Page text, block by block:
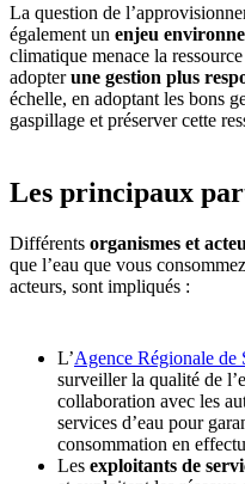
La question de
également un enjeu
climatique menace la
adopterune gestion plus
échelle, en adoptant les bons
gaspillage et préserver cette
Les principaux
Différents organismes et
que l’eau que vous
acteurs, sont impliqués :
L’Agence Régionale de
surveiller la qualité de
collaboration avec les
services d’eau pour
consommation en
Les exploitants de